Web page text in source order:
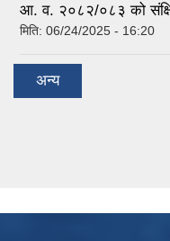
आ. व. २०८२/०८३ को
मिति: 06/24/2025 - 16:20
अन्य